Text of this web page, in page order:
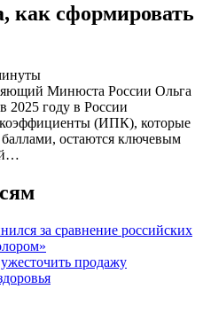
как сформировать
Минюста России Ольга
2025 году в России
(ИПК), которые
остаются ключевым
за сравнение российских
продажу